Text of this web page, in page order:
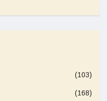
(103)
(168)